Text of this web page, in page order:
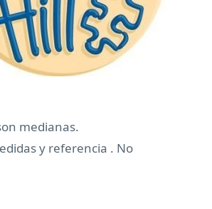
medianas.
y referencia . No